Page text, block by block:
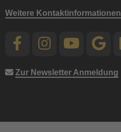
Weitere Kontaktinformationen
Zur Newsletter Anmeldung